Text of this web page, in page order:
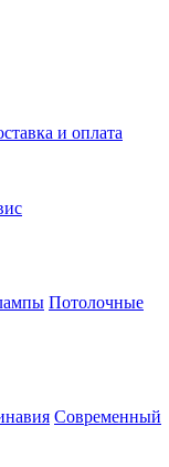
и оплата
Потолочные
Современный